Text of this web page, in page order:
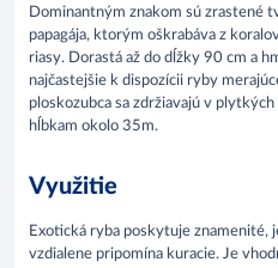
Dominantným znakom sú zrastené
papagája, ktorým oškrabáva z
riasy. Dorastá až do dĺžky 90 cm a
najčastejšie k dispozícii ryby
ploskozubca sa zdržiavajú v
hĺbkam okolo 35m.
Využitie
Exotická ryba poskytuje znamenité,
vzdialene pripomína kuracie. Je